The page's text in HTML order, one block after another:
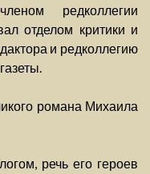
редколлегии
отделом критики и
и редколлегию
романа Михаила
речь его героев